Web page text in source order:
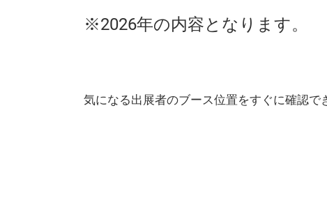
※2026年の内容となります。
気になる出展者のブース位置をすぐに確認で